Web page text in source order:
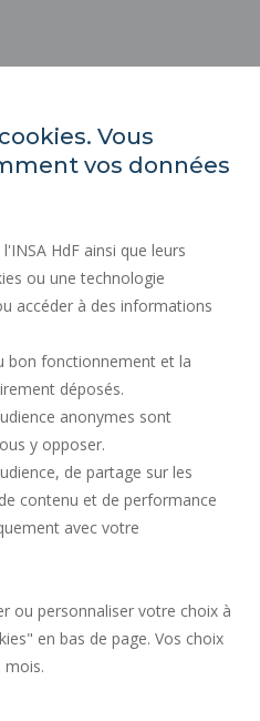
Vous
vos données
HdF ainsi que leurs
ou une technologie
accéder à des informations
bon fonctionnement et la
déposés.
anonymes sont
y opposer.
de partage sur les
contenu et de performance
avec votre
ou personnaliser votre choix à
en bas de page. Vos choix
mois.